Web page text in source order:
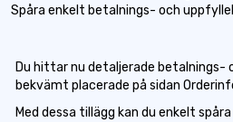
Spåra enkelt betalnings- och
Du hittar nu detaljerade
bekvämt placerade på sidan
Med dessa tillägg kan du enkelt